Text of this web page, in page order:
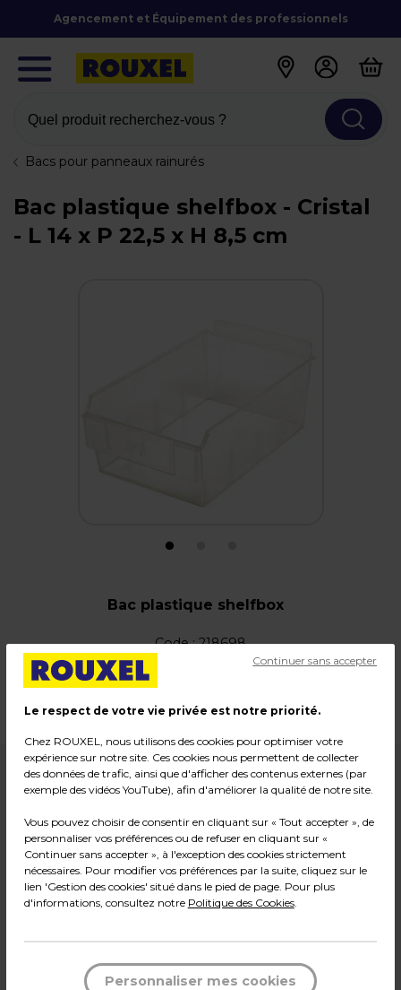
Agencement et Équipement des professionnels
Quel produit recherchez-vous ?
Bacs pour panneaux rainurés
Bac plastique shelfbox - Cristal
- L 14 x P 22,5 x H 8,5 cm
Bac plastique shelfbox
Code :218698
Dimensions : L 14 x P 22,5 x H 8,5 cm
Poids : 0,20 kg
7,99€ HT
9,59€ TTC*
l'unité
Quantité - +
Ajouter au panier
*Des frais de livraison et d'emballage peuvent s'ajouter.
Le respect de votre vie privée est notre priorité.
Chez ROUXEL, nous utilisons des cookies pour optimiser votre
expérience sur notre site. Ces cookies nous permettent de collecter
des données de trafic, ainsi que d'afficher des contenus externes (par
exemple des vidéos YouTube), afin d'améliorer la qualité de notre site.
Vous pouvez choisir de consentir en cliquant sur « Tout accepter », de
personnaliser vos préférences ou de refuser en cliquant sur «
Continuer sans accepter », à l'exception des cookies strictement
nécessaires. Pour modifier vos préférences par la suite, cliquez sur le
lien 'Gestion des cookies' situé dans le pied de page. Pour plus
d'informations, consultez notre Politique des Cookies.
Continuer sans accepter
Personnaliser mes cookies